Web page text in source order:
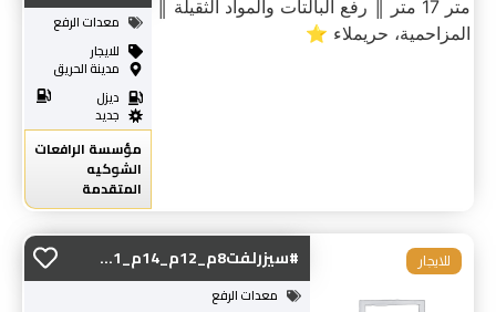
معدات الرفع
للايجار
مدينة الحريق
ديزل
جديد
مؤسسة الرافعات
الشوكيه
المتقدمة
#سيزرلفت8م_12م_14م_1...
معدات الرفع
للايجار